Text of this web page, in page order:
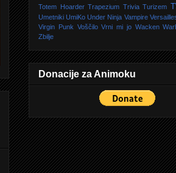
Totem Hoarder Trapezium Trivia Turizem
Umetniki UmiKo Under Ninja Vampire
Virgin Punk Voščilo Vrni mi jo Wacken
Zbilje
Donacije za Animoku